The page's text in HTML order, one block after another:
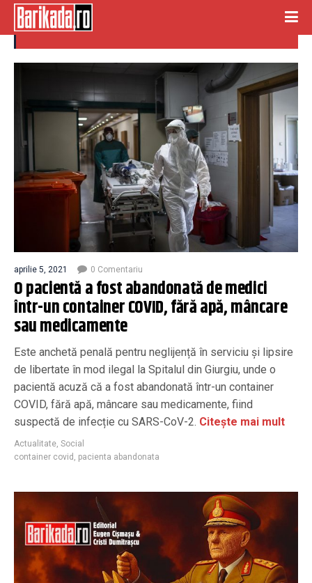
container covid
aprilie 5, 2021 0 Comentariu
O pacientă a fost abandonată de medici
într-un container COVID, fără apă, mâncare
sau medicamente
Este anchetă penală pentru neglijență în serviciu și lipsire
de libertate în mod ilegal la Spitalul din Giurgiu, unde o
pacientă acuză că a fost abandonată într-un container
COVID, fără apă, mâncare sau medicamente, fiind
suspectă de infecție cu SARS-CoV-2. Citește mai mult
Actualitate, Social
container covid , pacienta abandonata